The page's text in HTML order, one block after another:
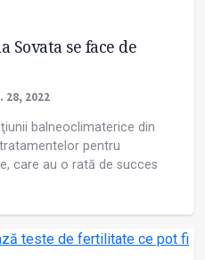
se face de
28, 2022
balneoclimaterice din
pentru
care au o rată de succes